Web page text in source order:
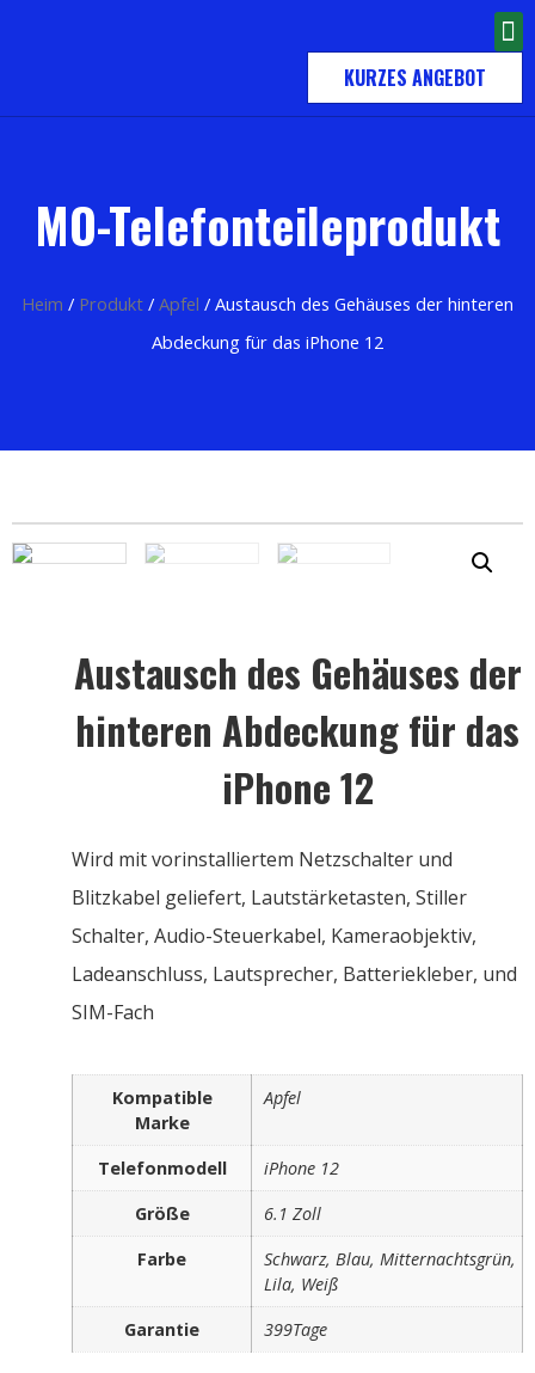
KURZES ANGEBOT
MO-Telefonteileprodukt
Heim / Produkt / Apfel / Austausch des Gehäuses der hinteren
Abdeckung für das iPhone 12
Austausch des Gehäuses der
hinteren Abdeckung für das
iPhone 12
Wird mit vorinstalliertem Netzschalter und
Blitzkabel geliefert, Lautstärketasten, Stiller
Schalter, Audio-Steuerkabel, Kameraobjektiv,
Ladeanschluss, Lautsprecher, Batteriekleber, und
SIM-Fach
Kompatible
Marke
Apfel
Telefonmodell
iPhone 12
Größe
6.1 Zoll
Farbe
Schwarz, Blau, Mitternachtsgrün,
Lila, Weiß
Garantie
399Tage